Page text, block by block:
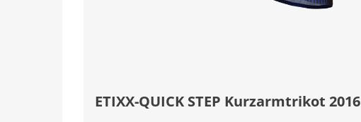
ETIXX-QUICK STEP Kurzarmtrikot 2016